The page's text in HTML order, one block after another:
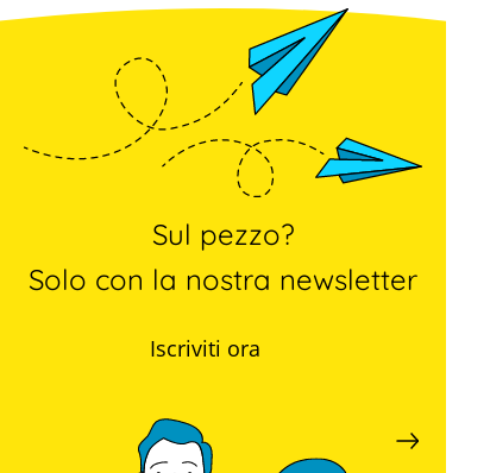
Sul pezzo?
Solo con la nostra newsletter
Iscriviti ora